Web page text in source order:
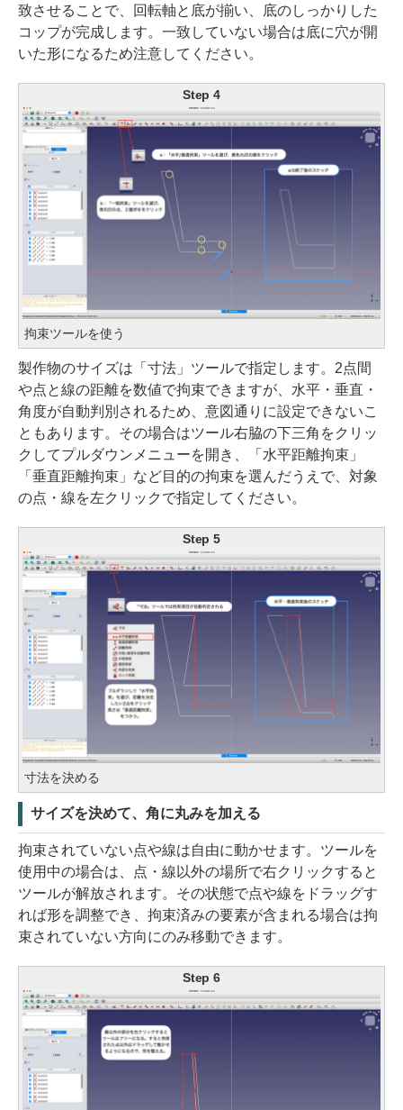
致させることで、回転軸と底が揃い、底のしっかりした
コップが完成します。一致していない場合は底に穴が開
いた形になるため注意してください。
Step 4
拘束ツールを使う
製作物のサイズは「寸法」ツールで指定します。2点間
や点と線の距離を数値で拘束できますが、水平・垂直・
角度が自動判別されるため、意図通りに設定できないこ
ともあります。その場合はツール右脇の下三角をクリッ
クしてプルダウンメニューを開き、「水平距離拘束」
「垂直距離拘束」など目的の拘束を選んだうえで、対象
の点・線を左クリックで指定してください。
Step 5
寸法を決める
サイズを決めて、角に丸みを加える
拘束されていない点や線は自由に動かせます。ツールを
使用中の場合は、点・線以外の場所で右クリックすると
ツールが解放されます。その状態で点や線をドラッグす
れば形を調整でき、拘束済みの要素が含まれる場合は拘
束されていない方向にのみ移動できます。
Step 6